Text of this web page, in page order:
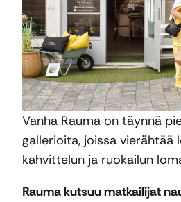
Vanha Rauma on täynnä
gallerioita, joissa vierähtää
kahvittelun ja ruokailun
Rauma kutsuu matkailijat